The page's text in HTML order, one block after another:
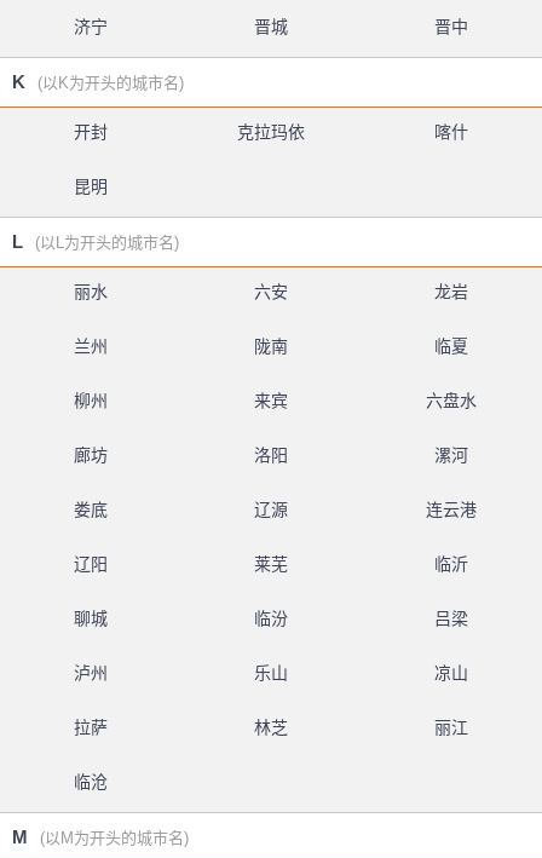
济宁 晋城 晋中
K (以K为开头的城市名)
开封 克拉玛依 喀什
昆明
L (以L为开头的城市名)
丽水 六安 龙岩
兰州 陇南 临夏
柳州 来宾 六盘水
廊坊 洛阳 漯河
娄底 辽源 连云港
辽阳 莱芜 临沂
聊城 临汾 吕梁
泸州 乐山 凉山
拉萨 林芝 丽江
临沧
M (以M为开头的城市名)